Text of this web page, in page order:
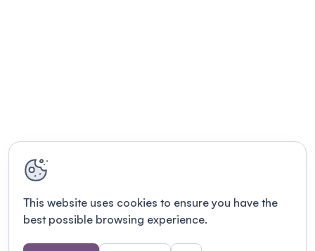
This website uses cookies to ensure you have the
best possible browsing experience.